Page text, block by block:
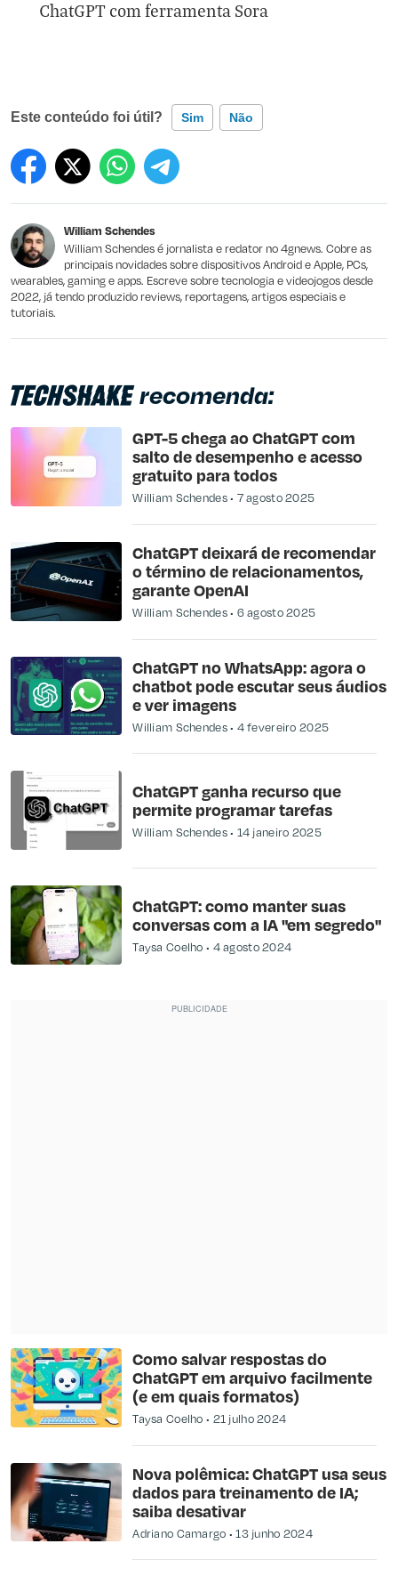
ChatGPT com ferramenta Sora
Este conteúdo foi útil? Sim Não
Este conteúdo contém informação incorreta
Outro
William Schendes
William Schendes é jornalista e redator no 4gnews. Cobre as
principais novidades sobre dispositivos Android e Apple, PCs,
wearables, gaming e apps. Escreve sobre tecnologia e videojogos desde
2022, já tendo produzido reviews, reportagens, artigos especiais e
tutoriais.
recomenda:
GPT-5 chega ao ChatGPT com
salto de desempenho e acesso
gratuito para todos
William Schendes 7 agosto 2025
ChatGPT deixará de recomendar
o término de relacionamentos,
garante OpenAI
William Schendes 6 agosto 2025
ChatGPT no WhatsApp: agora o
chatbot pode escutar seus áudios
e ver imagens
William Schendes 4 fevereiro 2025
ChatGPT ganha recurso que
permite programar tarefas
William Schendes 14 janeiro 2025
ChatGPT: como manter suas
conversas com a IA "em segredo"
Taysa Coelho 4 agosto 2024
Como salvar respostas do
ChatGPT em arquivo facilmente
(e em quais formatos)
Taysa Coelho 21 julho 2024
Nova polêmica: ChatGPT usa seus
dados para treinamento de IA;
saiba desativar
Adriano Camargo 13 junho 2024